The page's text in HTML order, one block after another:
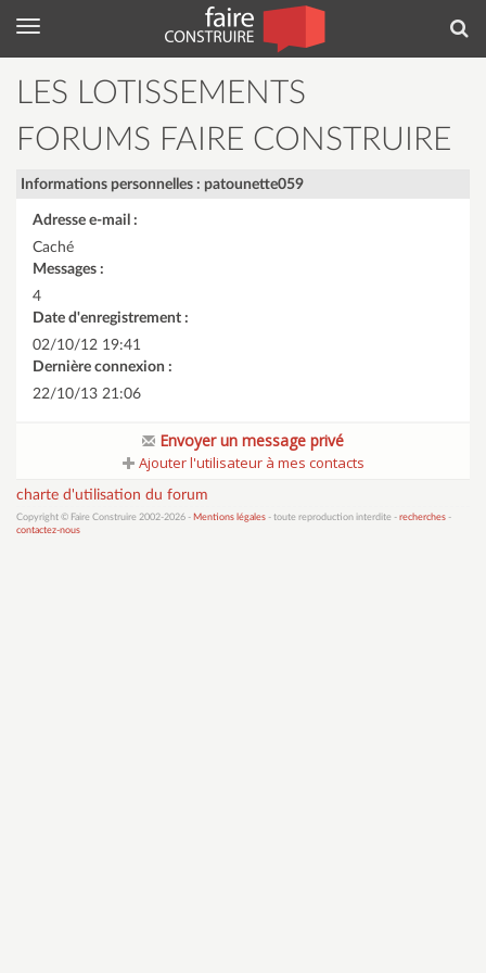
Menu
LES LOTISSEMENTS
FORUMS FAIRE CONSTRUIRE
Informations personnelles : patounette059
Adresse e-mail :
Caché
Messages :
4
Date d'enregistrement :
02/10/12 19:41
Dernière connexion :
22/10/13 21:06
Envoyer un message privé
Ajouter l'utilisateur à mes contacts
charte d'utilisation du forum
Copyright © Faire Construire 2002-2026 - Mentions légales - toute reproduction interdite - recherches -
contactez-nous